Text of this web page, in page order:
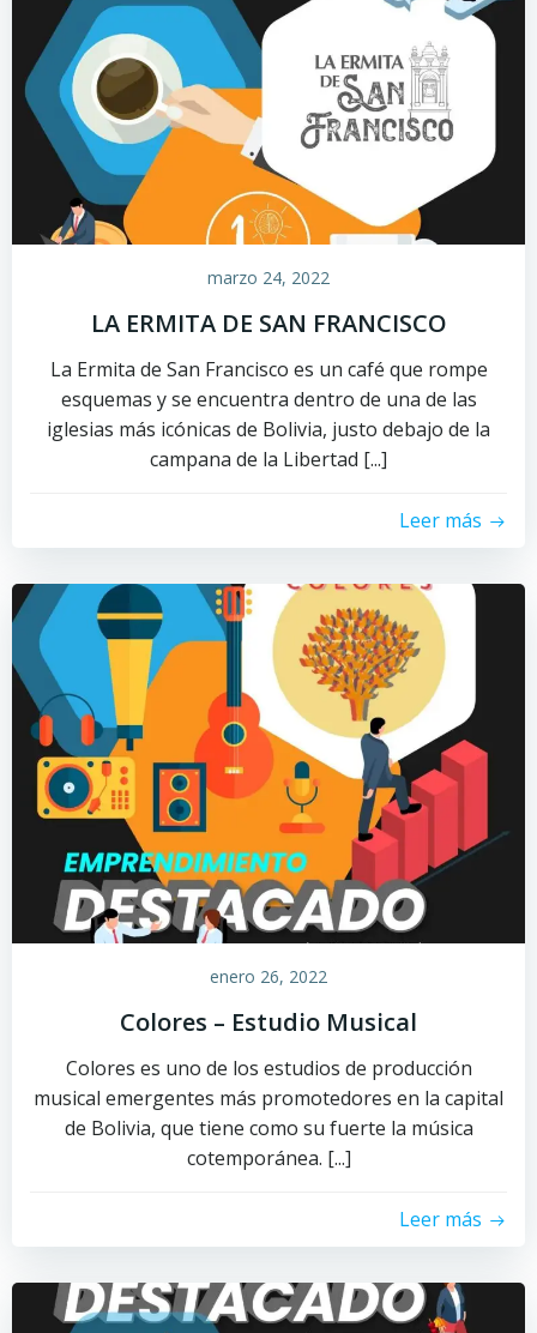
marzo 24, 2022
LA ERMITA DE SAN FRANCISCO
La Ermita de San Francisco es un café que rompe
esquemas y se encuentra dentro de una de las
iglesias más icónicas de Bolivia, justo debajo de la
campana de la Libertad [...]
Leer más
enero 26, 2022
Colores – Estudio Musical
Colores es uno de los estudios de producción
musical emergentes más promotedores en la capital
de Bolivia, que tiene como su fuerte la música
cotemporánea. [...]
Leer más